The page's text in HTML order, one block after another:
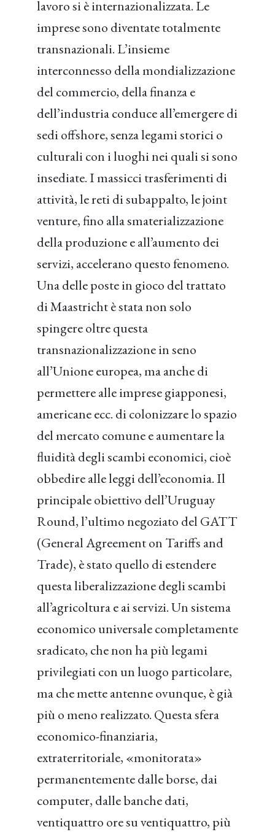
lavoro si è internazionalizzata. Le
imprese sono diventate totalmente
transnazionali. L’insieme
interconnesso della mondializzazione
del commercio, della finanza e
dell’industria conduce all’emergere di
sedi offshore, senza legami storici o
culturali con i luoghi nei quali si sono
insediate. I massicci trasferimenti di
attività, le reti di subappalto, le joint
venture, fino alla smaterializzazione
della produzione e all’aumento dei
servizi, accelerano questo fenomeno.
Una delle poste in gioco del trattato
di Maastricht è stata non solo
spingere oltre questa
transnazionalizzazione in seno
all’Unione europea, ma anche di
permettere alle imprese giapponesi,
americane ecc. di colonizzare lo spazio
del mercato comune e aumentare la
fluidità degli scambi economici, cioè
obbedire alle leggi dell’economia. Il
principale obiettivo dell’Uruguay
Round, l’ultimo negoziato del GATT
(General Agreement on Tariffs and
Trade), è stato quello di estendere
questa liberalizzazione degli scambi
all’agricoltura e ai servizi. Un sistema
economico universale completamente
sradicato, che non ha più legami
privilegiati con un luogo particolare,
ma che mette antenne ovunque, è già
più o meno realizzato. Questa sfera
economico-finanziaria,
extraterritoriale, «monitorata»
permanentemente dalle borse, dai
computer, dalle banche dati,
ventiquattro ore su ventiquattro, più